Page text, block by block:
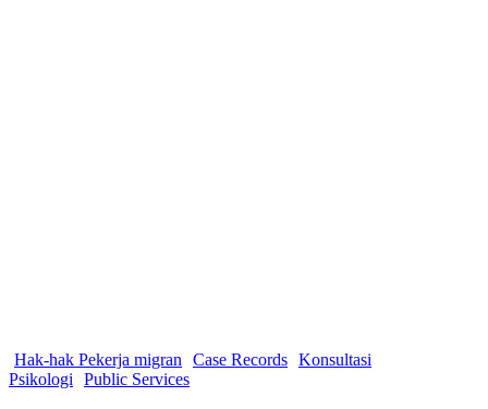
Hak-hak Pekerja migran Case Records Konsultasi
Psikologi
Public Services